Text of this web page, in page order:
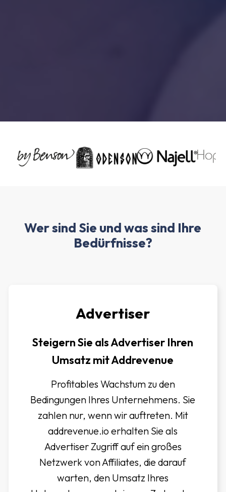
Wer sind Sie und was sind Ihre
Bedürfnisse?
Advertiser
Steigern Sie als Advertiser Ihren
Umsatz mit Addrevenue
Profitables Wachstum zu den
Bedingungen Ihres Unternehmens. Sie
zahlen nur, wenn wir auftreten. Mit
addrevenue.io erhalten Sie als
Advertiser Zugriff auf ein großes
Netzwerk von Affiliates, die darauf
warten, den Umsatz Ihres